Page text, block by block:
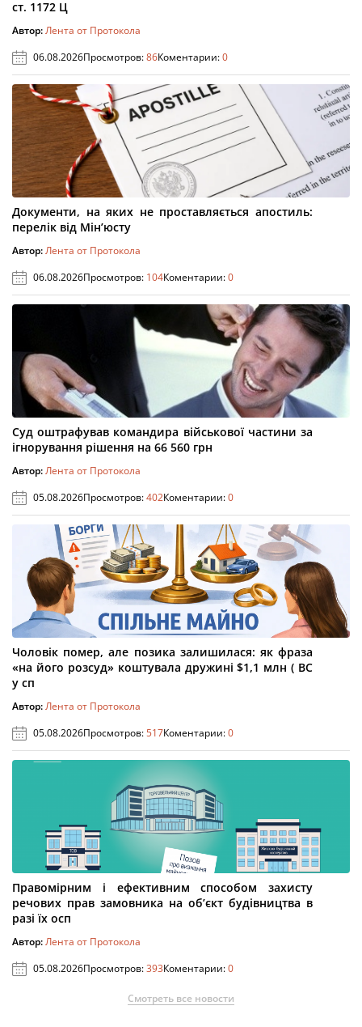
ст. 1172 Ц
Автор:Лента от Протокола
06.08.2026Просмотров:86Коментарии:0
Документи, на яких не проставляється апостиль:
перелік від Мін’юсту
Автор:Лента от Протокола
06.08.2026Просмотров: 104Коментарии:0
Суд оштрафував командира військової частини за
ігнорування рішення на 66 560 грн
Автор:Лента от Протокола
05.08.2026Просмотров:402Коментарии:0
Чоловік помер, але позика залишилася: як фраза
«на його розсуд» коштувала дружині $1,1 млн ( ВС
у сп
Автор:Лента от Протокола
05.08.2026Просмотров:517Коментарии:0
Правомірним і ефективним способом захисту
речових прав замовника на об’єкт будівництва в
разі їх осп
Автор:Лента от Протокола
05.08.2026Просмотров:393Коментарии:0
Смотреть все новости